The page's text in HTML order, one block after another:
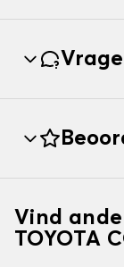
Vind
TOYOTA